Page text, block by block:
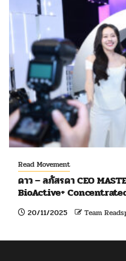
Read Movement
ดาว – ลภัสรดา CEO
BioActive+
20/11/2025 Team